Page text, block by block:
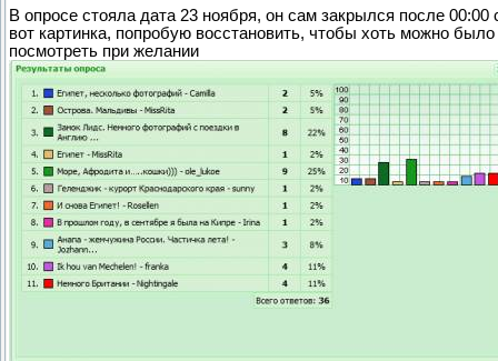
В опросе стояла дата 23 ноября, он сам закрылся после 00:00
вот картинка, попробую восстановить, чтобы хоть можно было
посмотреть при желании